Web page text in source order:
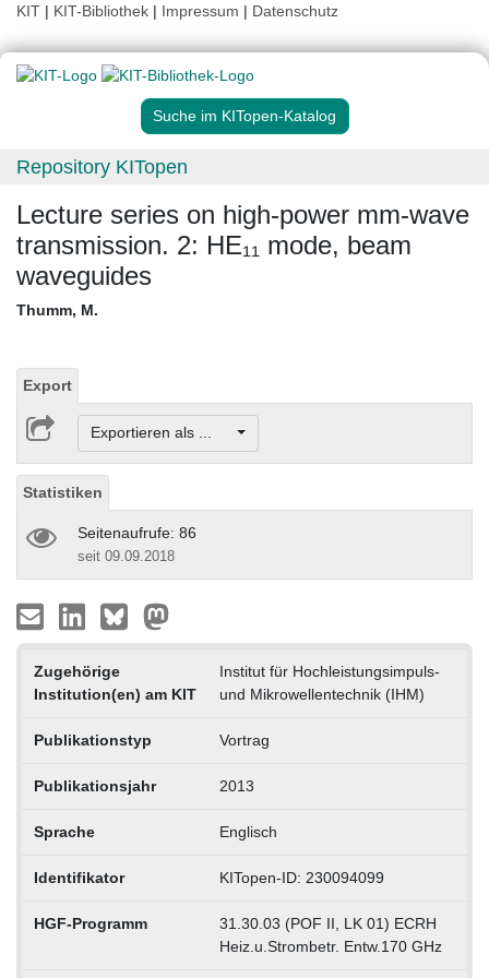
KIT | KIT-Bibliothek | Impressum | Datenschutz
Suche im KITopen-Katalog
Repository KITopen
Lecture series on high-power mm-wave
transmission. 2: HE₁₁ mode, beam
waveguides
Thumm, M.
Export
Exportieren als ...
Statistiken
Seitenaufrufe: 86
seit 09.09.2018
Zugehörige
Institution(en) am KIT
Institut für Hochleistungsimpuls-
und Mikrowellentechnik (IHM)
Publikationstyp Vortrag
Publikationsjahr 2013
Sprache Englisch
Identifikator KITopen-ID: 230094099
HGF-Programm
31.30.03 (POF II, LK 01) ECRH
Heiz.u.Strombetr. Entw.170 GHz